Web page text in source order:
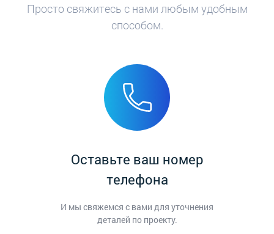
Просто свяжитесь с нами любым удобным
способом.
Оставьте ваш номер
телефона
И мы свяжемся с вами для уточнения
деталей по проекту.